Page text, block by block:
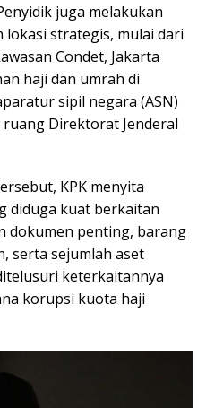
juga melakukan
lokasi strategis, mulai dari
Condet, Jakarta
haji dan umrah di
sipil negara (ASN)
Direktorat Jenderal
KPK menyita
diduga kuat berkaitan
dokumen penting, barang
serta sejumlah aset
keterkaitannya
korupsi kuota haji